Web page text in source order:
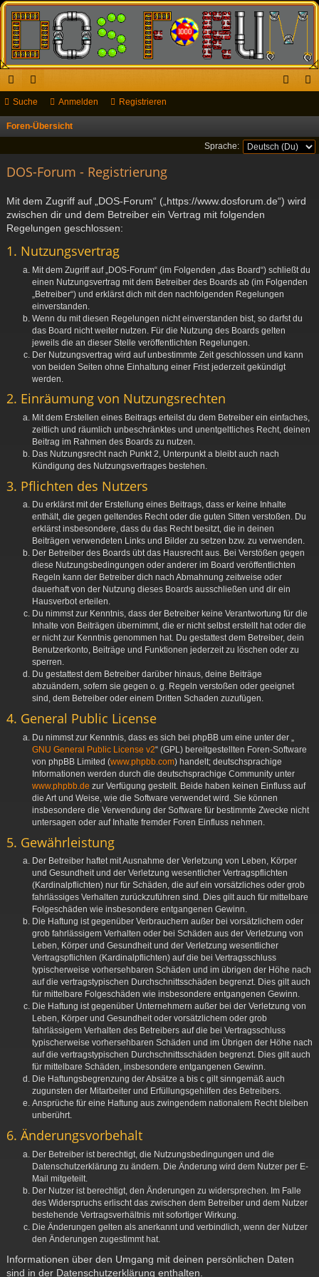
ch
ne
ug
or
en
el rie
Suche Anmelden Registrieren
Foren-Übersicht
u
Sprache:
DOS-Forum - Registrierung
Mit dem Zugriff auf „DOS-Forum“ („https://www.dosforum.de“) wird
zwischen dir und dem Betreiber ein Vertrag mit folgenden
Regelungen geschlossen:
1. Nutzungsvertrag
Mit dem Zugriff auf „DOS-Forum“ (im Folgenden „das Board“) schließt du
einen Nutzungsvertrag mit dem Betreiber des Boards ab (im Folgenden
„Betreiber“) und erklärst dich mit den nachfolgenden Regelungen
einverstanden.
Wenn du mit diesen Regelungen nicht einverstanden bist, so darfst du
das Board nicht weiter nutzen. Für die Nutzung des Boards gelten
jeweils die an dieser Stelle veröffentlichten Regelungen.
Der Nutzungsvertrag wird auf unbestimmte Zeit geschlossen und kann
von beiden Seiten ohne Einhaltung einer Frist jederzeit gekündigt
werden.
2. Einräumung von Nutzungsrechten
Mit dem Erstellen eines Beitrags erteilst du dem Betreiber ein einfaches,
zeitlich und räumlich unbeschränktes und unentgeltliches Recht, deinen
Beitrag im Rahmen des Boards zu nutzen.
Das Nutzungsrecht nach Punkt 2, Unterpunkt a bleibt auch nach
Kündigung des Nutzungsvertrages bestehen.
3. Pflichten des Nutzers
Du erklärst mit der Erstellung eines Beitrags, dass er keine Inhalte
enthält, die gegen geltendes Recht oder die guten Sitten verstoßen. Du
erklärst insbesondere, dass du das Recht besitzt, die in deinen
Beiträgen verwendeten Links und Bilder zu setzen bzw. zu verwenden.
Der Betreiber des Boards übt das Hausrecht aus. Bei Verstößen gegen
diese Nutzungsbedingungen oder anderer im Board veröffentlichten
Regeln kann der Betreiber dich nach Abmahnung zeitweise oder
dauerhaft von der Nutzung dieses Boards ausschließen und dir ein
Hausverbot erteilen.
Du nimmst zur Kenntnis, dass der Betreiber keine Verantwortung für die
Inhalte von Beiträgen übernimmt, die er nicht selbst erstellt hat oder die
er nicht zur Kenntnis genommen hat. Du gestattest dem Betreiber, dein
Benutzerkonto, Beiträge und Funktionen jederzeit zu löschen oder zu
sperren.
Du gestattest dem Betreiber darüber hinaus, deine Beiträge
abzuändern, sofern sie gegen o. g. Regeln verstoßen oder geeignet
sind, dem Betreiber oder einem Dritten Schaden zuzufügen.
4. General Public License
Du nimmst zur Kenntnis, dass es sich bei phpBB um eine unter der „
GNU General Public License v2“ (GPL) bereitgestellten Foren-Software
von phpBB Limited (www.phpbb.com) handelt; deutschsprachige
Informationen werden durch die deutschsprachige Community unter
www.phpbb.de zur Verfügung gestellt. Beide haben keinen Einfluss auf
die Art und Weise, wie die Software verwendet wird. Sie können
insbesondere die Verwendung der Software für bestimmte Zwecke nicht
untersagen oder auf Inhalte fremder Foren Einfluss nehmen.
5. Gewährleistung
Der Betreiber haftet mit Ausnahme der Verletzung von Leben, Körper
und Gesundheit und der Verletzung wesentlicher Vertragspflichten
(Kardinalpflichten) nur für Schäden, die auf ein vorsätzliches oder grob
fahrlässiges Verhalten zurückzuführen sind. Dies gilt auch für mittelbare
Folgeschäden wie insbesondere entgangenen Gewinn.
Die Haftung ist gegenüber Verbrauchern außer bei vorsätzlichem oder
grob fahrlässigem Verhalten oder bei Schäden aus der Verletzung von
Leben, Körper und Gesundheit und der Verletzung wesentlicher
Vertragspflichten (Kardinalpflichten) auf die bei Vertragsschluss
typischerweise vorhersehbaren Schäden und im übrigen der Höhe nach
auf die vertragstypischen Durchschnittsschäden begrenzt. Dies gilt auch
für mittelbare Folgeschäden wie insbesondere entgangenen Gewinn.
Die Haftung ist gegenüber Unternehmern außer bei der Verletzung von
Leben, Körper und Gesundheit oder vorsätzlichem oder grob
fahrlässigem Verhalten des Betreibers auf die bei Vertragsschluss
typischerweise vorhersehbaren Schäden und im Übrigen der Höhe nach
auf die vertragstypischen Durchschnittsschäden begrenzt. Dies gilt auch
für mittelbare Schäden, insbesondere entgangenen Gewinn.
Die Haftungsbegrenzung der Absätze a bis c gilt sinngemäß auch
zugunsten der Mitarbeiter und Erfüllungsgehilfen des Betreibers.
Ansprüche für eine Haftung aus zwingendem nationalem Recht bleiben
unberührt.
6. Änderungsvorbehalt
Der Betreiber ist berechtigt, die Nutzungsbedingungen und die
Datenschutzerklärung zu ändern. Die Änderung wird dem Nutzer per E-
Mail mitgeteilt.
Der Nutzer ist berechtigt, den Änderungen zu widersprechen. Im Falle
des Widerspruchs erlischt das zwischen dem Betreiber und dem Nutzer
bestehende Vertragsverhältnis mit sofortiger Wirkung.
Die Änderungen gelten als anerkannt und verbindlich, wenn der Nutzer
den Änderungen zugestimmt hat.
Informationen über den Umgang mit deinen persönlichen Daten
sind in der Datenschutzerklärung enthalten.